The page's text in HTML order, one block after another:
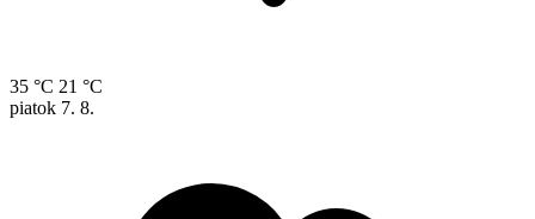
35 °C 21 °C
piatok 7. 8.